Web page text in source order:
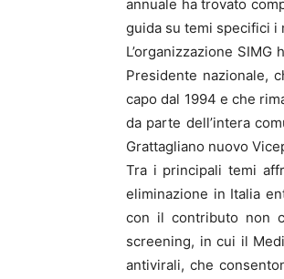
annuale ha trovato
guida su temi specifici i
L’organizzazione
Presidente nazionale,
capo dal 1994 e che
da parte dell’intera
Grattagliano nuovo
Tra i principali temi
eliminazione in Italia
con il contributo non
screening, in cui il
antivirali, che